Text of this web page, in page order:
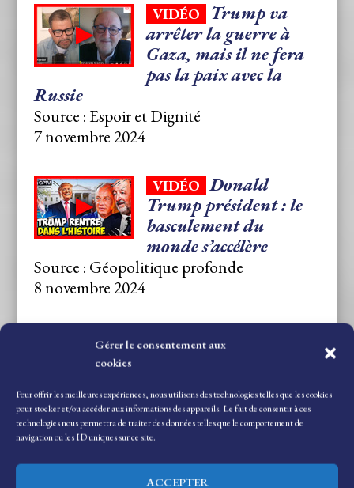
Gérer le consentement aux
cookies
Pour offrir les meilleures expériences, nous utilisons des technologies telles que les cookies
pour stocker et/ou accéder aux informations des appareils. Le fait de consentir à ces
technologies nous permettra de traiter des données telles que le comportement de
navigation ou les ID uniques sur ce site.
ACCEPTER
VIDÉO
Trump va
arrêter la guerre à
Gaza, mais il ne fera
pas la paix avec la
Russie
Source : Espoir et Dignité
7 novembre 2024
VIDÉO Donald
Trump président : le
basculement du
monde s’accélère
Source : Géopolitique profonde
8 novembre 2024
– Trump est de
chamboulement du
monde
Source : TV Libertés
8 novembre 2024